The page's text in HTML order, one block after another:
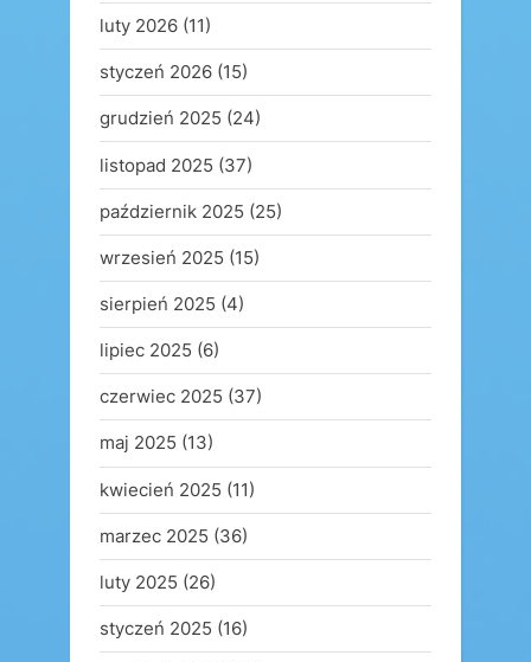
luty 2026 (11)
styczeń 2026 (15)
grudzień 2025 (24)
listopad 2025 (37)
październik 2025 (25)
wrzesień 2025 (15)
sierpień 2025 (4)
lipiec 2025 (6)
czerwiec 2025 (37)
maj 2025 (13)
kwiecień 2025 (11)
marzec 2025 (36)
luty 2025 (26)
styczeń 2025 (16)